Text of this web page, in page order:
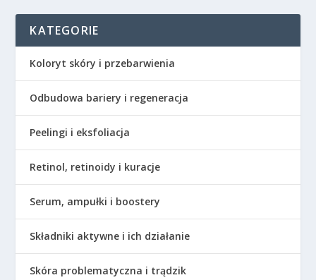
KATEGORIE
Koloryt skóry i przebarwienia
Odbudowa bariery i regeneracja
Peelingi i eksfoliacja
Retinol, retinoidy i kuracje
Serum, ampułki i boostery
Składniki aktywne i ich działanie
Skóra problematyczna i trądzik